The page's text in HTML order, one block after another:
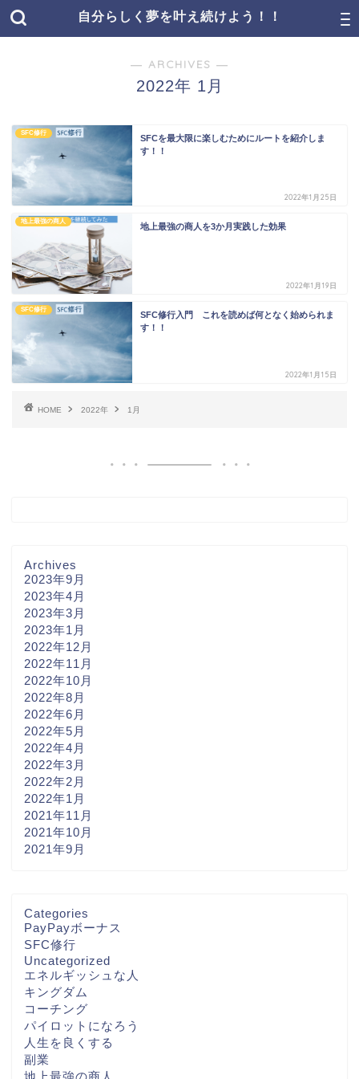
自分らしく夢を叶え続けよう！！
― ARCHIVES ―
2022年 1月
SFC修行
SFCを最大限に楽しむためにルートを紹介しま
す！！
2022年1月25日
地上最強の商人
地上最強の商人を3か月実践した効果
2022年1月19日
SFC修行
SFC修行入門 これを読めば何となく始められま
す！！
2022年1月15日
HOME 2022年 1月
Archives
2023年9月
2023年4月
2023年3月
2023年1月
2022年12月
2022年11月
2022年10月
2022年8月
2022年6月
2022年5月
2022年4月
2022年3月
2022年2月
2022年1月
2021年11月
2021年10月
2021年9月
Categories
PayPayボーナス
SFC修行
Uncategorized
エネルギッシュな人
キングダム
コーチング
パイロットになろう
人生を良くする
副業
地上最強の商人